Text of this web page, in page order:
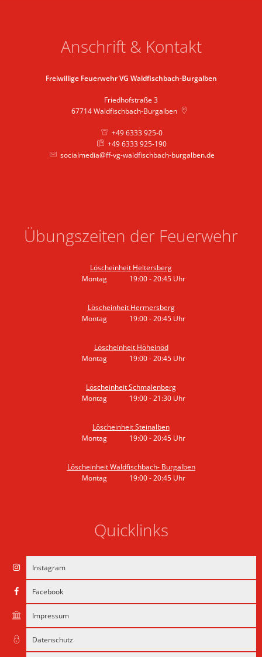
Anschrift & Kontakt
Freiwillige Feuerwehr VG Waldfischbach-Burgalben
Friedhofstraße 3
67714 Waldfischbach-Burgalben
+49 6333 925-0
+49 6333 925-190
socialmedia@ff-vg-waldfischbach-burgalben.de
Übungszeiten der Feuerwehr
Löscheinheit Heltersberg
Montag
19:00-20:45 Uhr
Löscheinheit Hermersberg
Montag
19:00-20:45 Uhr
Löscheinheit Höheinöd
Montag
19:00-20:45 Uhr
Löscheinheit Schmalenberg
Montag
19:00-21:30 Uhr
Löscheinheit Steinalben
Montag
19:00-20:45 Uhr
Löscheinheit Waldfischbach- Burgalben
Montag
19:00-20:45 Uhr
Quicklinks
Instagram
Facebook
Impressum
Datenschutz